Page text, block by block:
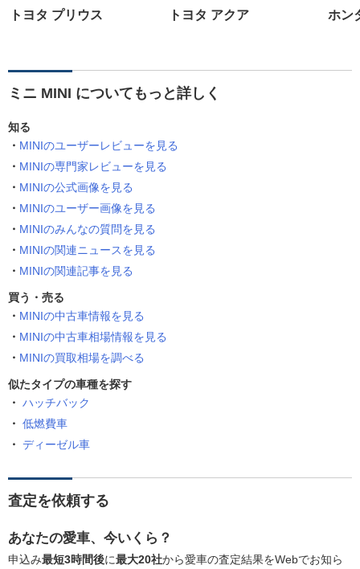
トヨタ プリウス トヨタ アクア ホン
ミニ MINI についてもっと詳しく
知る
MINIのユーザーレビューを見る
MINIの専門家レビューを見る
MINIの公式画像を見る
MINIのユーザー画像を見る
MINIのみんなの質問を見る
MINIの関連ニュースを見る
MINIの関連記事を見る
買う・売る
MINIの中古車情報を見る
MINIの中古車相場情報を見る
MINIの買取相場を調べる
似たタイプの車種を探す
ハッチバック
低燃費車
ディーゼル車
査定を依頼する
あなたの愛車、今いくら？
申込み最短3時間後に最大20社から愛車の査定結果をWebでお知ら